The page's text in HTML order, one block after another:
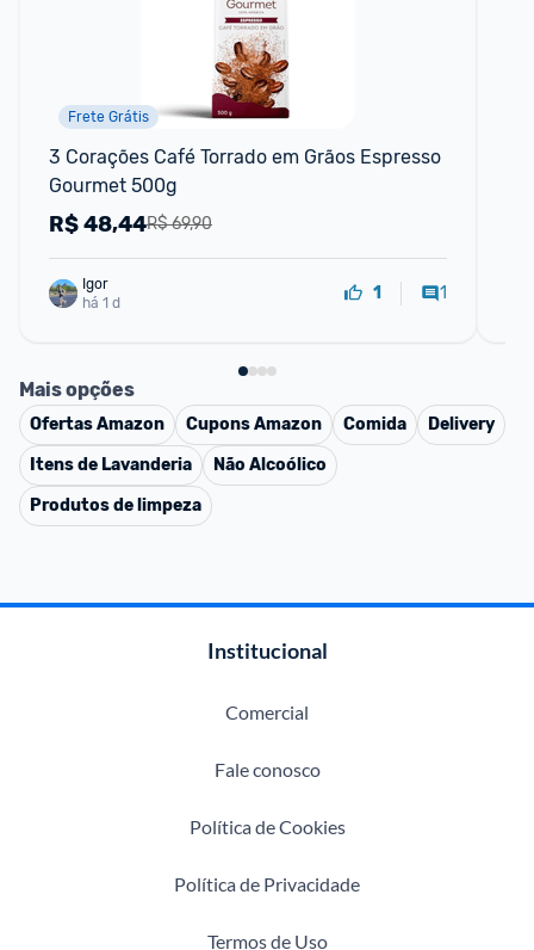
Frete Grátis
3 Corações Café Torrado em Grãos Espresso
Gourmet 500g
R$ 69,90
R$48,44
Igor
há 1 d
1 1
Mais opções
OfertasAmazon CuponsAmazon Comida
Delivery
Itens de Lavanderia
Não Alcoólico
Produtos de limpeza
Institucional
Comercial
Fale conosco
Política de Cookies
Política de Privacidade
Termos de Uso